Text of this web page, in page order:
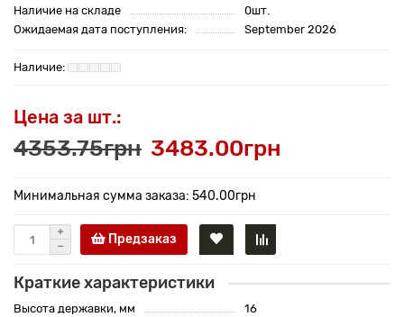
Наличие на складе
0шт.
Ожидаемая дата поступления:
September 2026
Цена за шт.:
4353.75грн 3483.00грн
Минимальная сумма заказа: 540.00грн
Предзаказ
Краткие характеристики
Высота державки, мм
16